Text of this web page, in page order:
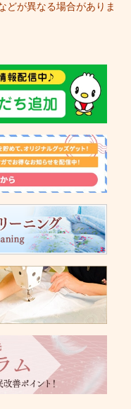
どが異なる場合がありま